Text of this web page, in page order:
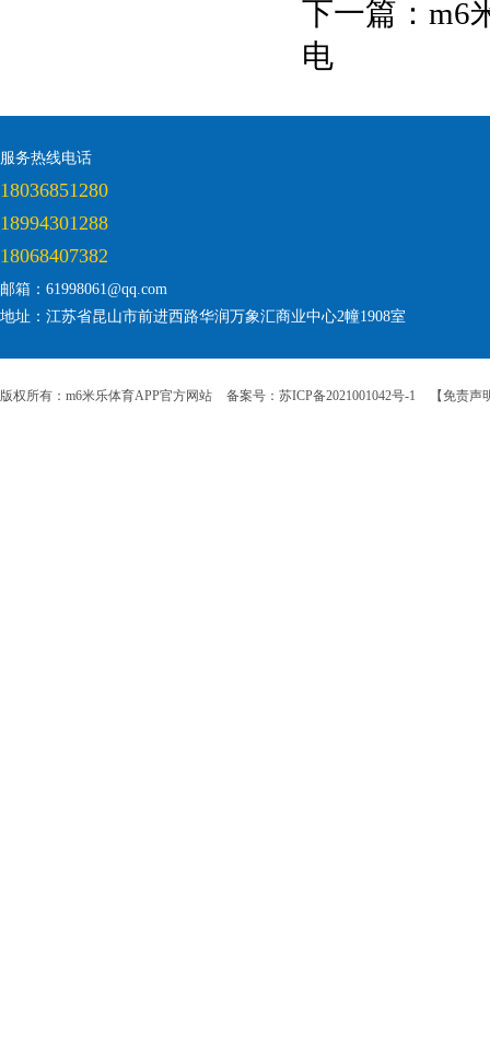
下一篇： m6
电
服务热线电话
18036851280
18994301288
18068407382
邮箱：61998061@qq.com
地址：江苏省昆山市前进西路华润万象汇商业中心2幢1908室
版权所有：m6米乐体育APP官方网站 备案号：苏ICP备2021001042号-1 【免责声